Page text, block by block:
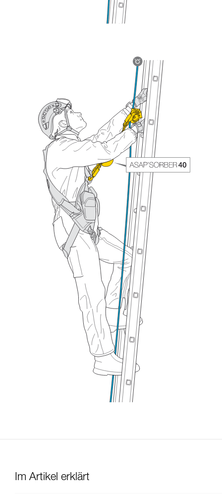
Im Artikel erklärt